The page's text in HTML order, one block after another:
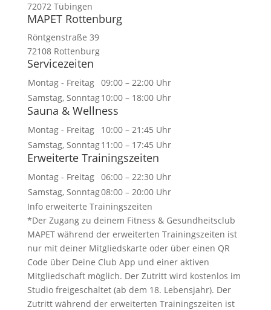
72072 Tübingen
MAPET Rottenburg
Röntgenstraße 39
72108 Rottenburg
Servicezeiten
Montag - Freitag 09:00 – 22:00 Uhr
Samstag, Sonntag10:00 – 18:00 Uhr
Sauna & Wellness
Montag - Freitag
10:00 – 21:45 Uhr
Samstag, Sonntag11:00 – 17:45 Uhr
Erweiterte Trainingszeiten
Montag - Freitag 06:00 – 22:30 Uhr
Samstag, Sonntag08:00 – 20:00 Uhr
Info erweiterte Trainingszeiten
*Der Zugang zu deinem Fitness & Gesundheitsclub
MAPET während der erweiterten Trainingszeiten ist
nur mit deiner Mitgliedskarte oder über einen QR
Code über Deine Club App und einer aktiven
Mitgliedschaft möglich. Der Zutritt wird kostenlos im
Studio freigeschaltet (ab dem 18. Lebensjahr). Der
Zutritt während der erweiterten Trainingszeiten ist